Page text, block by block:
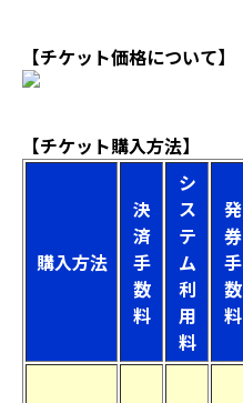
【チケット価格について】
【チケット購入方法】
購入方法
決
済
手
数
料
シ
ス
テ
ム
利
用
料
発
券
手
数
料